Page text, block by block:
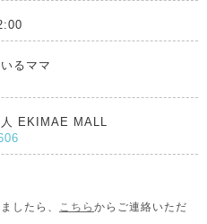
るママ
EKIMAE MALL
したら、 こちら からご連絡いただ